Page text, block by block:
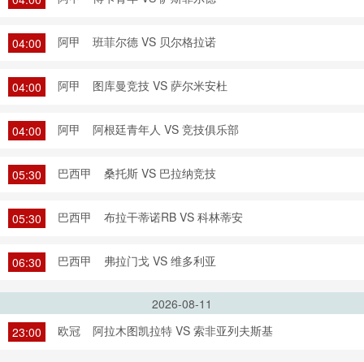
04:00 阿甲 班菲尔德 VS 贝尔格拉诺
04:00 阿甲 图库曼竞技 VS 萨尔米安杜
04:00 阿甲 阿根廷青年人 VS 竞技俱乐部
05:30 巴西甲 桑托斯 VS 巴拉纳竞技
05:30 巴西甲 布拉干蒂诺RB VS 科林蒂安
06:30 巴西甲 弗拉门戈 VS 维多利亚
2026-08-11
23:00
欧冠 阿拉木图凯拉特 VS 索非亚列夫斯基